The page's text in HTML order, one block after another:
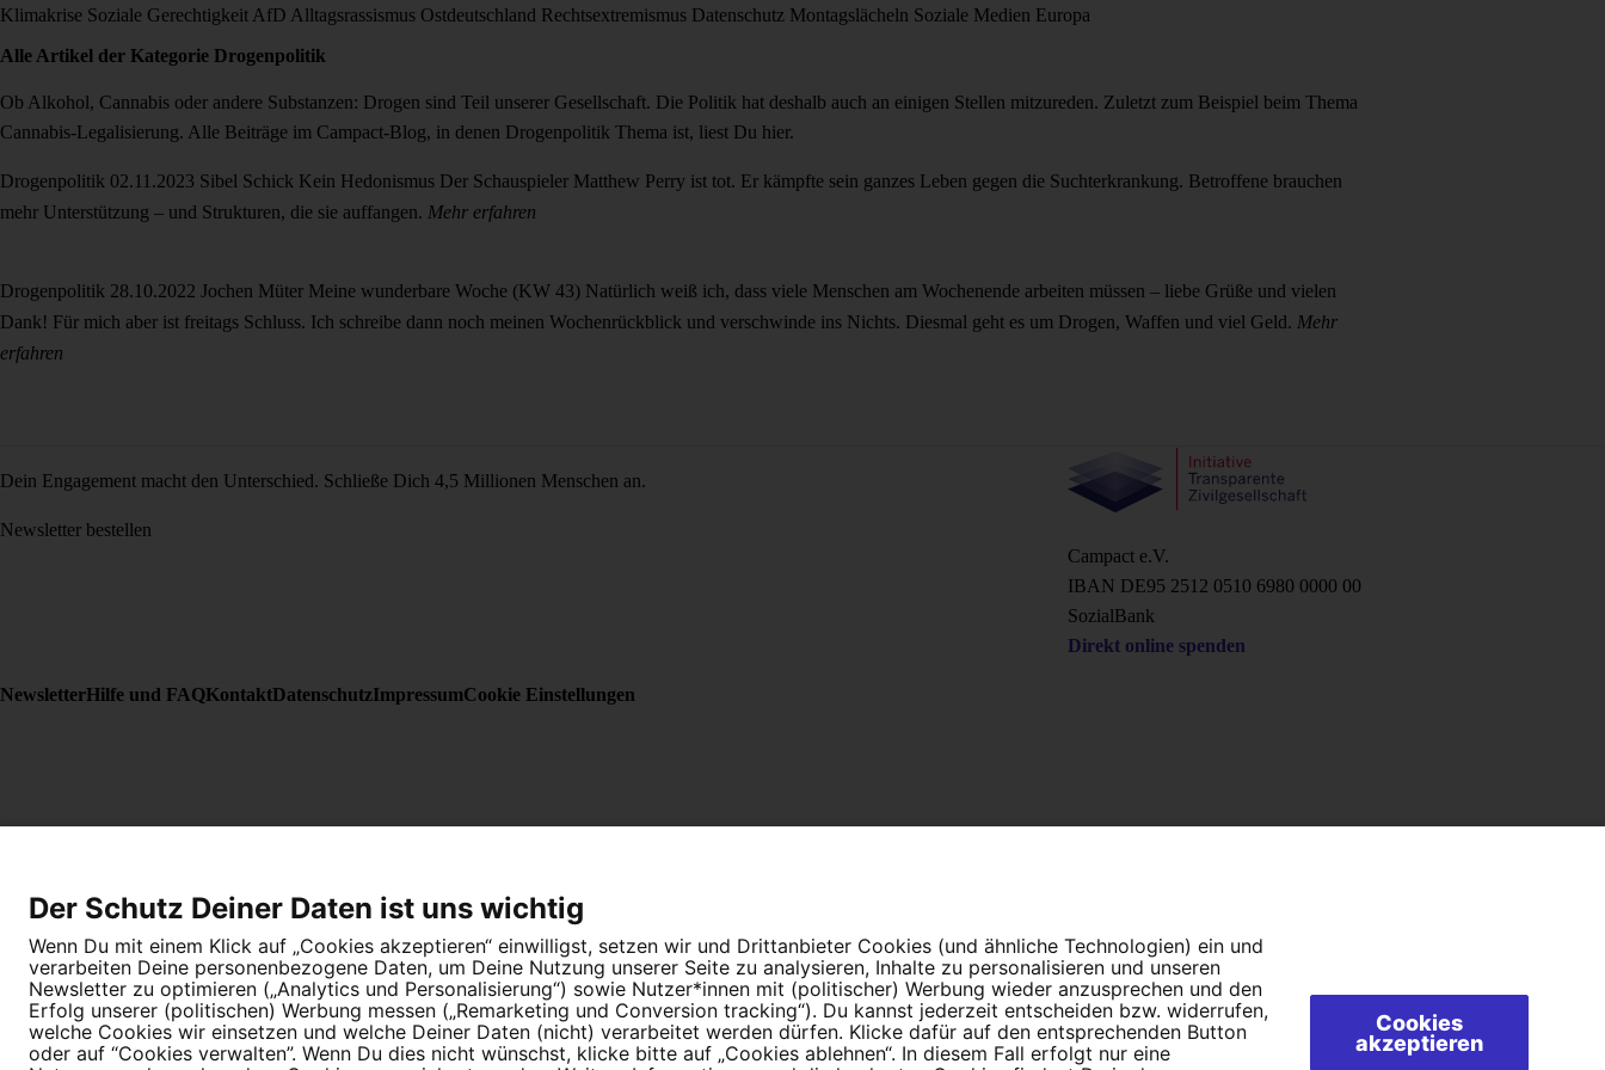
Klimakrise Soziale Gerechtigkeit AfD Alltagsrassismus Ostdeutschland Rechtsextremismus Datenschutz Montagslächeln Soziale Medien Europa
Alle Artikel der Kategorie Drogenpolitik
Ob Alkohol, Cannabis oder andere Substanzen: Drogen sind Teil unserer Gesellschaft. Die Politik hat deshalb auch an einigen Stellen mitzureden. Zuletzt zum Beispiel beim Thema
Cannabis-Legalisierung. Alle Beiträge im Campact-Blog, in denen Drogenpolitik Thema ist, liest Du hier.
Drogenpolitik 02.11.2023 Sibel Schick Kein Hedonismus Der Schauspieler Matthew Perry ist tot. Er kämpfte sein ganzes Leben gegen die Suchterkrankung. Betroffene brauchen
mehr Unterstützung – und Strukturen, die sie auffangen. Mehr erfahren
Drogenpolitik 28.10.2022 Jochen Müter Meine wunderbare Woche (KW 43) Natürlich weiß ich, dass viele Menschen am Wochenende arbeiten müssen – liebe Grüße und vielen
Dank! Für mich aber ist freitags Schluss. Ich schreibe dann noch meinen Wochenrückblick und verschwinde ins Nichts. Diesmal geht es um Drogen, Waffen und viel Geld. Mehr
erfahren
Dein Engagement macht den Unterschied. Schließe Dich 4,5 Millionen Menschen an.
Newsletter bestellen
Campact e.V.
IBAN DE95 2‍5‍1‍2 0‍5‍1‍0 6‍9‍8‍0 0‍0‍0‍0 0‍0
SozialBank
Direkt online spenden
NewsletterHilfe und FAQKontaktDatenschutzImpressumCookie Einstellungen
Der Schutz Deiner Daten ist uns wichtig
Wenn Du mit einem Klick auf „Cookies akzeptieren“ einwilligst, setzen wir und Drittanbieter Cookies (und ähnliche Technologien) ein und
verarbeiten Deine personenbezogene Daten, um Deine Nutzung unserer Seite zu analysieren, Inhalte zu personalisieren und unseren
Newsletter zu optimieren („Analytics und Personalisierung“) sowie Nutzer*innen mit (politischer) Werbung wieder anzusprechen und den
Erfolg unserer (politischen) Werbung messen („Remarketing und Conversion tracking“). Du kannst jederzeit entscheiden bzw. widerrufen,
welche Cookies wir einsetzen und welche Deiner Daten (nicht) verarbeitet werden dürfen. Klicke dafür auf den entsprechenden Button
oder auf “Cookies verwalten”. Wenn Du dies nicht wünschst, klicke bitte auf „Cookies ablehnen“. In diesem Fall erfolgt nur eine
Cookies
akzeptieren